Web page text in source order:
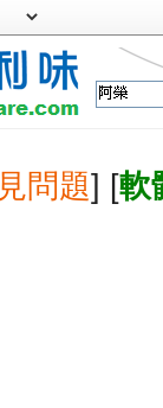
問題] [軟